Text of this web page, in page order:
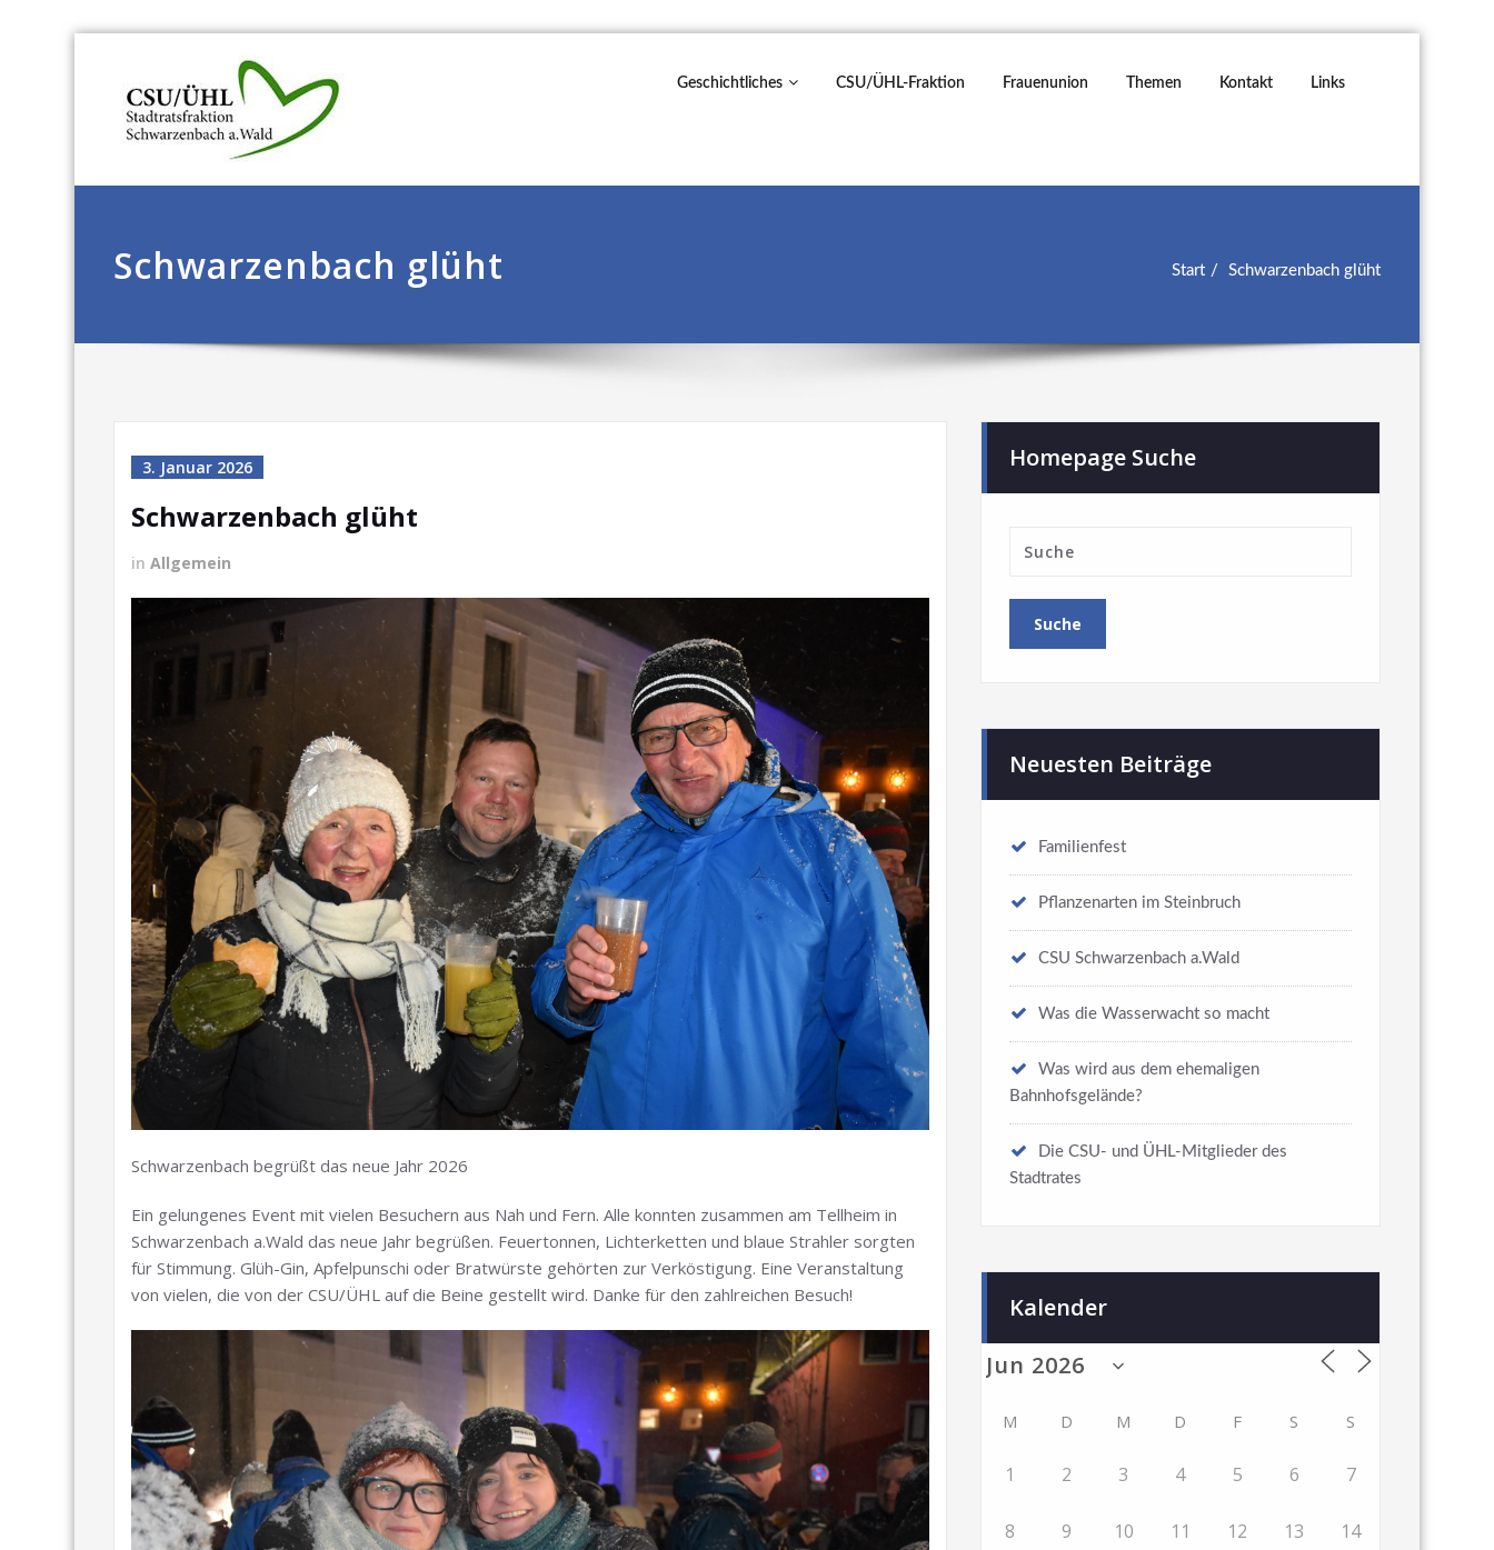
Geschichtliches CSU/ÜHL-Fraktion Frauenunion Themen Kontakt Links
Schwarzenbach glüht Start Schwarzenbach glüht
3. Januar 2026
Schwarzenbach glüht
in Allgemein
Schwarzenbach begrüßt das neue Jahr 2026
Ein gelungenes Event mit vielen Besuchern aus Nah und Fern. Alle konnten zusammen am Tellheim in
Schwarzenbach a.Wald das neue Jahr begrüßen. Feuertonnen, Lichterketten und blaue Strahler sorgten
für Stimmung. Glüh-Gin, Apfelpunschi oder Bratwürste gehörten zur Verköstigung. Eine Veranstaltung
von vielen, die von der CSU/ÜHL auf die Beine gestellt wird. Danke für den zahlreichen Besuch!
Homepage Suche
Neuesten Beiträge
Familienfest
Pflanzenarten im Steinbruch
CSU Schwarzenbach a.Wald
Was die Wasserwacht so macht
Was wird aus dem ehemaligen
Bahnhofsgelände?
Die CSU- und ÜHL-Mitglieder des
Stadtrates
Kalender
M D M D F S S
1 2 3 4 5 6 7
8 9 10 11 12 13 14